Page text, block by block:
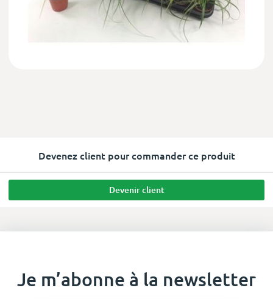
Devenez client pour commander ce produit
Devenir client
Je m’abonne à la newsletter